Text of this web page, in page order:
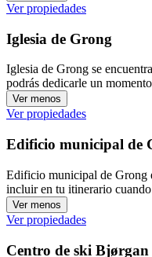
Ver propiedades
Iglesia de Grong
Iglesia de Grong se
podrás dedicarle un
Ver menos
Ver propiedades
Edificio municipal de
Edificio municipal de Grong
incluir en tu itinerario
Ver menos
Ver propiedades
Centro de ski Bjørgan